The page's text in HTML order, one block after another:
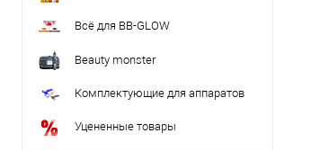
Всё для BB-GLOW
Beauty monster
Комплектующие для аппаратов
Уцененные товары